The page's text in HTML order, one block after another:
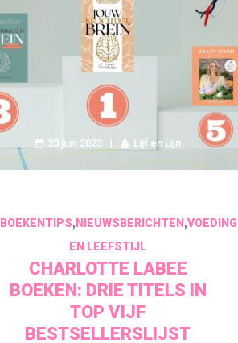
20 juni 2023 Lijf en Lijn
BOEKENTIPS,NIEUWSBERICHTEN,VOEDING
EN LEEFSTIJL
CHARLOTTE LABEE
BOEKEN: DRIE TITELS IN
TOP VIJF
BESTSELLERSLIJST